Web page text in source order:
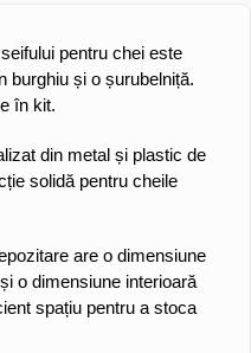
pentru chei este
burghiu și o șurubelniță.
în kit.
din metal și plastic de
solidă pentru cheile
are o dimensiune
o dimensiune interioară
spațiu pentru a stoca